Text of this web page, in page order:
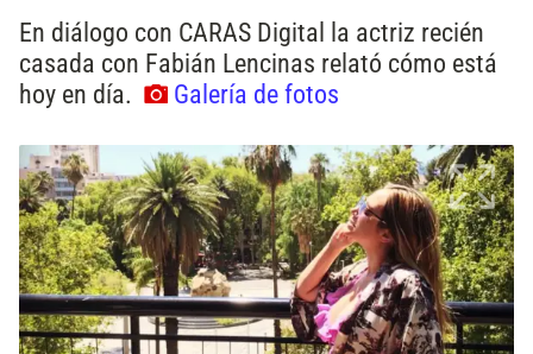
En diálogo con CARAS Digital la actriz recién
casada con Fabián Lencinas relató cómo está
hoy en día.
Galería de fotos